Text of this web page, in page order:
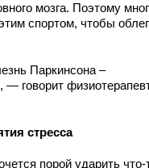
мозга. Поэтому
спортом, чтобы
Паркинсона –
говорит
стресса
порой ударить что-